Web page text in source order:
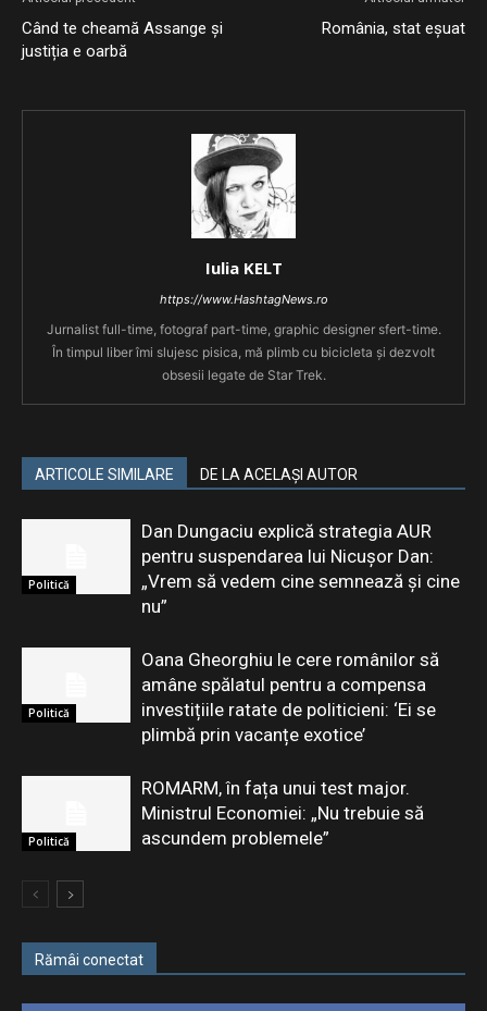
Când te cheamă Assange și
justiția e oarbă
România, stat eșuat
Iulia KELT
https://www.HashtagNews.ro
Jurnalist full-time, fotograf part-time, graphic designer sfert-time.
În timpul liber îmi slujesc pisica, mă plimb cu bicicleta și dezvolt
obsesii legate de Star Trek.
ARTICOLE SIMILARE DE LA ACELAȘI AUTOR
Politică
Dan Dungaciu explică strategia AUR
pentru suspendarea lui Nicușor Dan:
„Vrem să vedem cine semnează și cine
nu”
Politică
Oana Gheorghiu le cere românilor să
amâne spălatul pentru a compensa
investițiile ratate de politicieni: ‘Ei se
plimbă prin vacanțe exotice’
Politică
ROMARM, în fața unui test major.
Ministrul Economiei: „Nu trebuie să
ascundem problemele”
Rămâi conectat